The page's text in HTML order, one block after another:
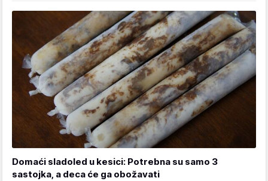
Domaći sladoled u kesici: Potrebna su samo 3
sastojka, a deca će ga obožavati